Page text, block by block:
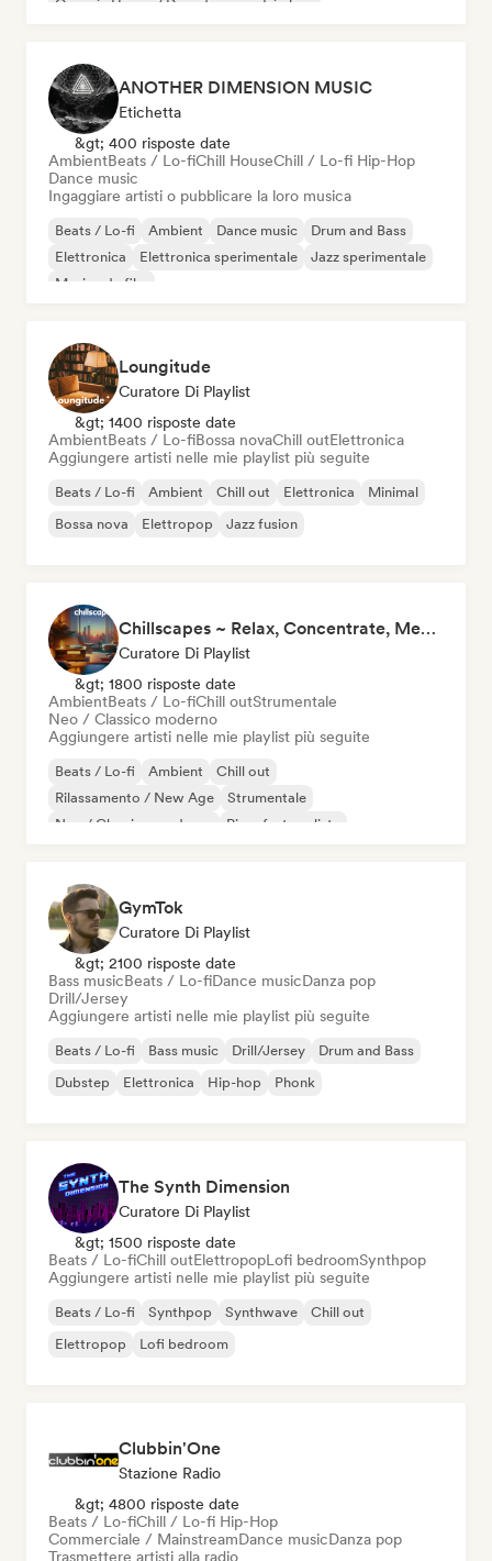
Organic House / Downtempo Trip hop
ANOTHER DIMENSION MUSIC
Etichetta
&gt; 400 risposte date
AmbientBeats / Lo-fiChill HouseChill / Lo-fi Hip-Hop
Dance music
Ingaggiare artisti o pubblicare la loro musica
Beats / Lo-fi Ambient Dance music
Drum and Bass
Elettronica
Elettronica sperimentale
Jazz sperimentale
Musica da film
Loungitude
Curatore Di Playlist
&gt; 1400 risposte date
AmbientBeats / Lo-fiBossa novaChill outElettronica
Aggiungere artisti nelle mie playlist più seguite
Beats / Lo-fi Ambient Chill out Elettronica
Minimal
Bossa nova
Elettropop Jazz fusion
Chillscapes ~ Relax, Concentrate, Meditate, Sleep, Dream
Curatore Di Playlist
&gt; 1800 risposte date
AmbientBeats / Lo-fiChill outStrumentale
Neo / Classico moderno
Aggiungere artisti nelle mie playlist più seguite
Beats / Lo-fi Ambient
Chill out
Rilassamento / New Age
Strumentale
Neo / Classico moderno
Pianoforte solista
GymTok
Curatore Di Playlist
&gt; 2100 risposte date
Bass musicBeats / Lo-fiDance musicDanza pop
Drill/Jersey
Aggiungere artisti nelle mie playlist più seguite
Beats / Lo-fi Bass music Drill/Jersey
Drum and Bass
Dubstep
Elettronica Hip-hop Phonk
The Synth Dimension
Curatore Di Playlist
&gt; 1500 risposte date
Beats / Lo-fiChill outElettropopLofi bedroomSynthpop
Aggiungere artisti nelle mie playlist più seguite
Beats / Lo-fi Synthpop Synthwave
Chill out
Elettropop
Lofi bedroom
Clubbin'One
Stazione Radio
&gt; 4800 risposte date
Beats / Lo-fiChill / Lo-fi Hip-Hop
Commerciale / MainstreamDance musicDanza pop
Trasmettere artisti alla radio